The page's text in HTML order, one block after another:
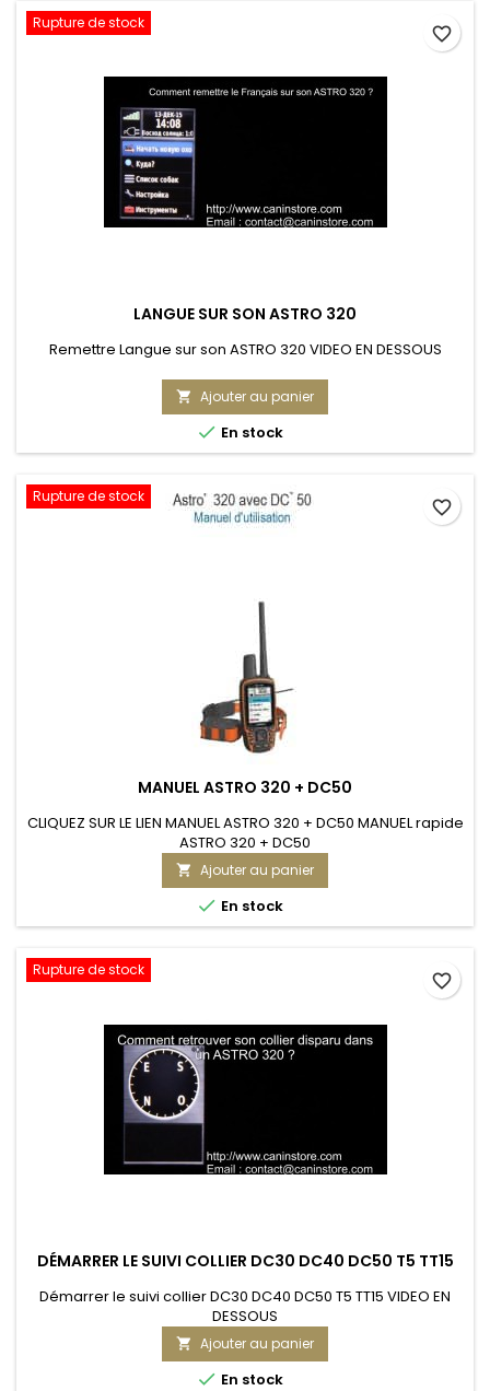
Rupture de stock
LANGUE SUR SON ASTRO 320
Remettre Langue sur son ASTRO 320 VIDEO EN DESSOUS
 Ajouter au panier
 En stock
favorite_border
Rupture de stock
MANUEL ASTRO 320 + DC50
CLIQUEZ SUR LE LIEN MANUEL ASTRO 320 + DC50 MANUEL rapide
ASTRO 320 + DC50
 Ajouter au panier
 En stock
favorite_border
Rupture de stock
DÉMARRER LE SUIVI COLLIER DC30 DC40 DC50 T5 TT15
Démarrer le suivi collier DC30 DC40 DC50 T5 TT15 VIDEO EN
DESSOUS
 Ajouter au panier
 En stock
favorite_border